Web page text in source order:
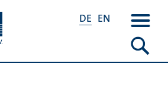
DE EN